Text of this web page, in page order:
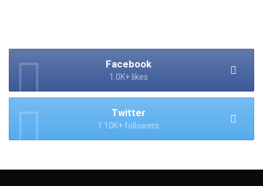
Facebook
1.0K+ likes
Twitter
1.10K+ followers